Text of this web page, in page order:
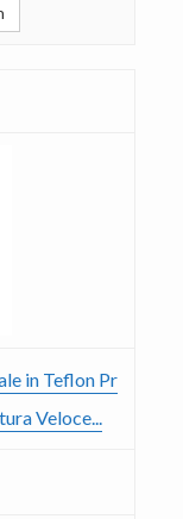
in Teflon Pr
Veloce...